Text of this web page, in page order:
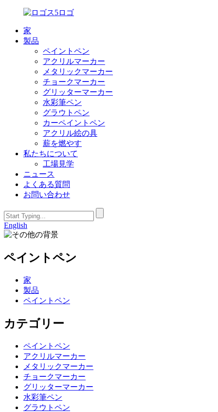
家
製品
ペイントペン
アクリルマーカー
メタリックマーカー
チョークマーカー
グリッターマーカー
水彩筆ペン
グラウトペン
カーペイントペン
アクリル絵の具
薪を燃やす
私たちについて
工場見学
ニュース
よくある質問
お問い合わせ
English
ペイントペン
家
製品
ペイントペン
カテゴリー
ペイントペン
アクリルマーカー
メタリックマーカー
チョークマーカー
グリッターマーカー
水彩筆ペン
グラウトペン